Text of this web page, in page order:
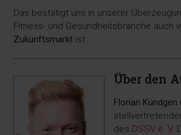
Das bestätigt uns in unserer
Fitness- und Gesundheitsbranche auch
Zukunftsmarkt ist.
Über den
Florian Kündgen
des DSSV e. V.